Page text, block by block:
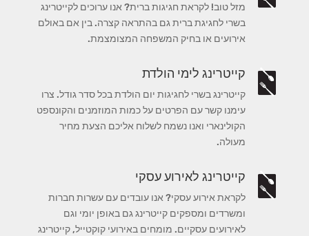
מזל טוב! לקראת חגיגות ברית? אנו ערוכים לקייטרינג
בשרי לחגיגת ברית גם בהתראה קצרה. בין אם באולם
אירועים או בחיק המשפחה המצומצמת.
קייטרינג לימי הולדת
קייטרינג בשרי לחגיגות יום הולדת בכל סדר גודל. צרו
עימנו קשר עם הפרטים על כמות המוזמנים והקונספט
הקולינארי ואנו נשמח לשלוח אליכם הצעת מחיר
מעולה.
קייטרינג לאירוע עסקי
לקראת אירוע עסקי? אנו עובדים עם עשרות חברות
ומשרדים ומספקים קייטרינג גם באופן יומי וגם
לאירועים עסקיים. מומחים באירועי קוקטייל, קייטרינג